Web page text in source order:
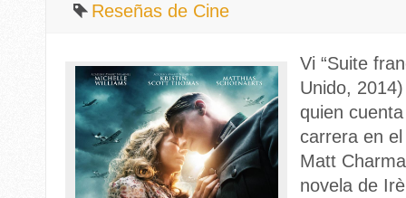
Reseñas de Cine
Vi “Suite
Unido,
quien
carrera en
Matt
novela de